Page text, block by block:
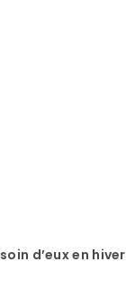
d’eux en hiver